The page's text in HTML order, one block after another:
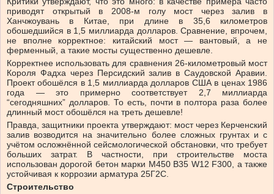
приводят открытый в 2008-м голу мост через залив в
Ханчжоувань в Китае, при длине в 35,6 километров
обошедшийся в 1,5 миллиарда долларов. Сравнение, впрочем,
не вполне корректное: китайский мост — вантовый, а не
ферменный, а такие мосты существенно дешевле.
Корректнее использовать для сравнения 26-километровый мост
Короля Фадха через Персидский залив в Саудовской Аравии.
Проект обошёлся в 1,5 миллиарда долларов США в ценах 1986
года — это примерно соответствует 2,7 миллиарда
“сегодняшних” долларов. То есть, почти в полтора раза более
длинный мост обошёлся на треть дешевле!
Правда, защитники проекта утверждают: мост через Керченский
залив возводится на значительно более сложных грунтах и с
учётом осложнённой сейсмологической обстановки, что требует
больших затрат. В частности, при строительстве моста
использован дорогой бетон марки М450 B35 W12 F300, а также
устойчивая к коррозии арматура 25Г2С.
Строительство